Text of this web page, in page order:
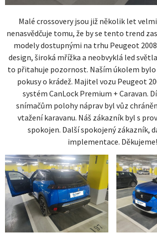
Malé crossovery jsou již několik let
nenasvědčuje tomu, že by se tento trend
modely dostupnými na trhu Peugeot
design, široká mřížka a neobvyklá led
to přitahuje pozornost. Naším úkolem
pokusy o krádež. Majitel vozu Peugeot
systém CanLock Premium + Caravan.
snímačům polohy náprav byl vůz
vtažení karavanu. Náš zákazník byl s
spokojen. Další spokojený zákazník,
implementace. Děkujeme!